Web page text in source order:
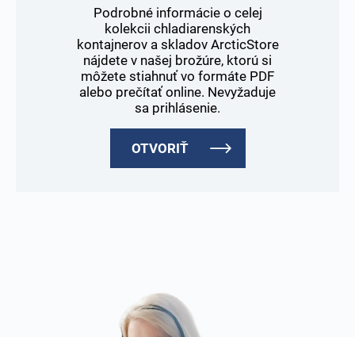
Podrobné informácie o celej
kolekcii chladiarenských
kontajnerov a skladov ArcticStore
nájdete v našej brožúre, ktorú si
môžete stiahnuť vo formáte PDF
alebo prečítať online. Nevyžaduje
sa prihlásenie.
OTVORIŤ